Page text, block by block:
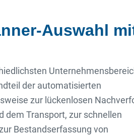
Auswahl
der automatisierten
zur lückenlosen
dem Transport, zur schnellen
Bestandserfassung von